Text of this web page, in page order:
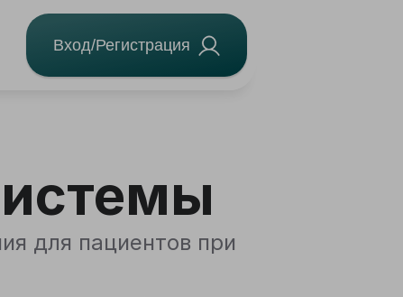
Вход/Регистрация
для пациентов при